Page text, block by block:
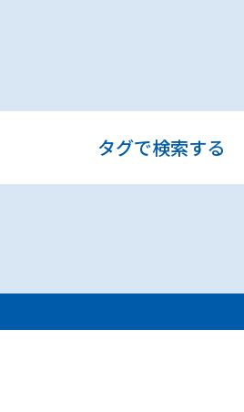
タグで検索する